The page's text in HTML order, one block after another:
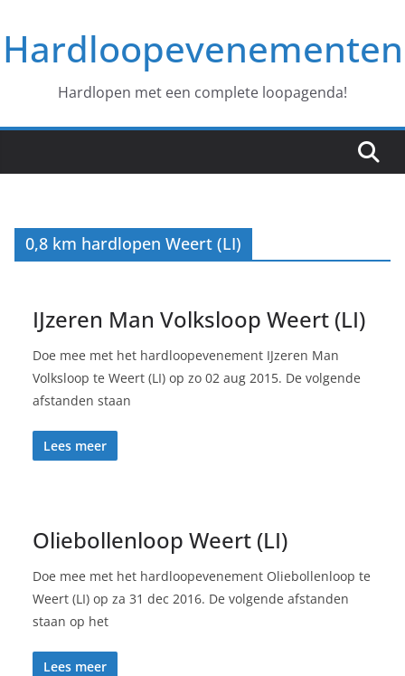
naar
deHardloopevenementen
Hardlopen met een complete loopagenda!
0,8 km hardlopen Weert (LI)
IJzeren Man Volksloop Weert (LI)
Doe mee met het hardloopevenement IJzeren Man
Volksloop te Weert (LI) op zo 02 aug 2015. De volgende
afstanden staan
Lees meer
Oliebollenloop Weert (LI)
Doe mee met het hardloopevenement Oliebollenloop te
Weert (LI) op za 31 dec 2016. De volgende afstanden
staan op het
Lees meer